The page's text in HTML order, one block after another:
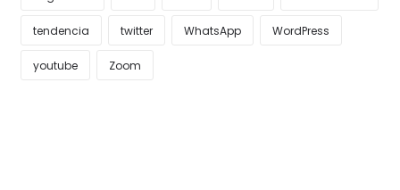
tendencia twitter WhatsApp WordPress
youtube Zoom